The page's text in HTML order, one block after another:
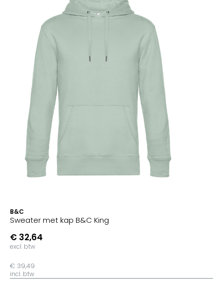
B&C
Sweater met kap B&C King
€ 32,64
excl. btw
€ 39,49
incl. btw